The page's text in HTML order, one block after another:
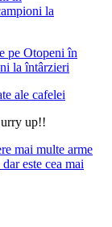
pe Otopeni în
la întârzieri
ale cafelei
up!!
mai multe arme
este cea mai